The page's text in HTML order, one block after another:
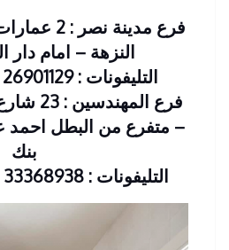
فرع مدينة
النزهة – امام دار
التليفونات : 26901129 – 01117172647
فرع
بنك
التليفونات : 33368938 – 01210044703